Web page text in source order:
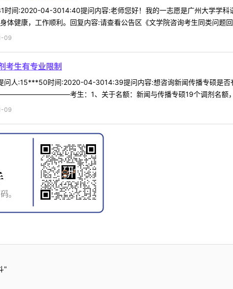
间:2020-04-3014:40提问内容:老师您好！我的一志愿是广州大学学
体健康，工作顺利。回复内容:请查看公告区《文学院咨询考生同类问题
09
考生有专业限制
问人:15***50时间:2020-04-3014:39提问内容:想咨询新闻传播专硕是否
考生：1、关于名额：新闻与传播专硕19个调剂名额，
09
"